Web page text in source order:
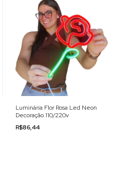
Luminária Flor Rosa Led Neon
Decoração 110/220v
R$86,44